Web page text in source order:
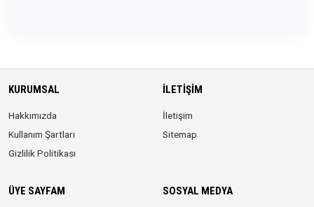
KURUMSAL
Hakkımızda
Kullanım Şartları
Gizlilik Politikası
İLETIŞIM
İletişim
Sitemap
ÜYE SAYFAM SOSYAL MEDYA